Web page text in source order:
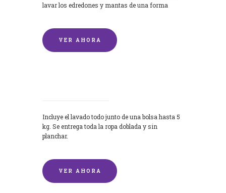
lavar los edredones y mantas de una forma
VER AHORA
Incluye el lavado todo junto de una bolsa hasta 5
kg. Se entrega toda la ropa doblada y sin
planchar.
VER AHORA